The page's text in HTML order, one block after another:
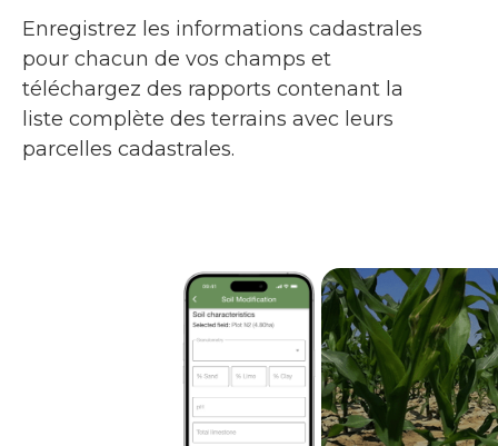
Enregistrez les informations cadastrales
pour chacun de vos champs et
téléchargez des rapports contenant la
liste complète des terrains avec leurs
parcelles cadastrales.